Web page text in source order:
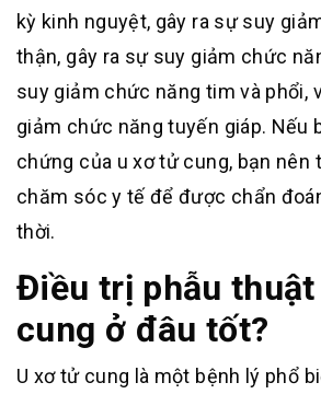
kỳ kinh nguyệt, gây ra sự suy
thận, gây ra sự suy giảm chức
suy giảm chức năng tim và phổi,
giảm chức năng tuyến giáp. Nếu
chứng của u xơ tử cung, bạn nên
chăm sóc y tế để được chẩn
thời.
Điều trị phẫu
cung ở đâu tốt?
U xơ tử cung là một bệnh lý phổ